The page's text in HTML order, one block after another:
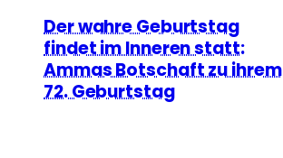
Der wahre Geburtstag
findet im Inneren statt:
Ammas Botschaft zu ihrem
72. Geburtstag